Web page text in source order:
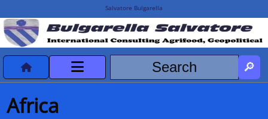
Salvatore Bulgarella
CVvCredits
Africa